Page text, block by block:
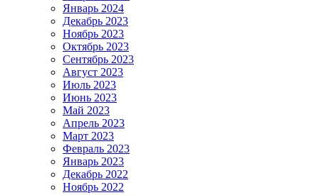
Январь 2024
Декабрь 2023
Ноябрь 2023
Октябрь 2023
Сентябрь 2023
Август 2023
Июль 2023
Июнь 2023
Май 2023
Апрель 2023
Март 2023
Февраль 2023
Январь 2023
Декабрь 2022
Ноябрь 2022